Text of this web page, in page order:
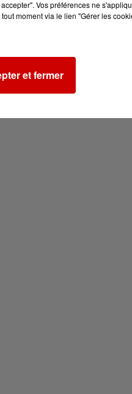
Vos préférences ne
moment via le lien "Gérer les
et fermer